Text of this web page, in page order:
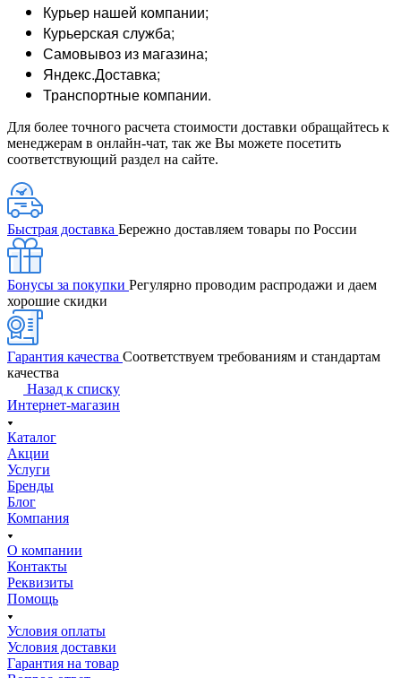
Курьер нашей компании;
Курьерская служба;
Самовывоз из магазина;
Яндекс.Доставка;
Транспортные компании.
Для более точного расчета стоимости доставки обращайтесь к
менеджерам в онлайн-чат, так же Вы можете посетить
соответствующий раздел на сайте.
Быстрая доставка Бережно доставляем товары по России
Бонусы за покупки Регулярно проводим распродажи и даем
хорошие скидки
Гарантия качества Соответствуем требованиям и стандартам
качества
Назад к списку
Интернет-магазин
Каталог
Акции
Услуги
Бренды
Блог
Компания
О компании
Контакты
Реквизиты
Помощь
Условия оплаты
Условия доставки
Гарантия на товар